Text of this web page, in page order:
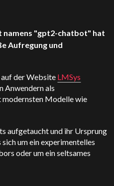
namens "gpt2-chatbot" hat
Aufregung und
der Website LMSys
Anwendern als
Modelle wie
aufgetaucht und ihr Ursprung
sich um ein experimentelles
oder um ein seltsames